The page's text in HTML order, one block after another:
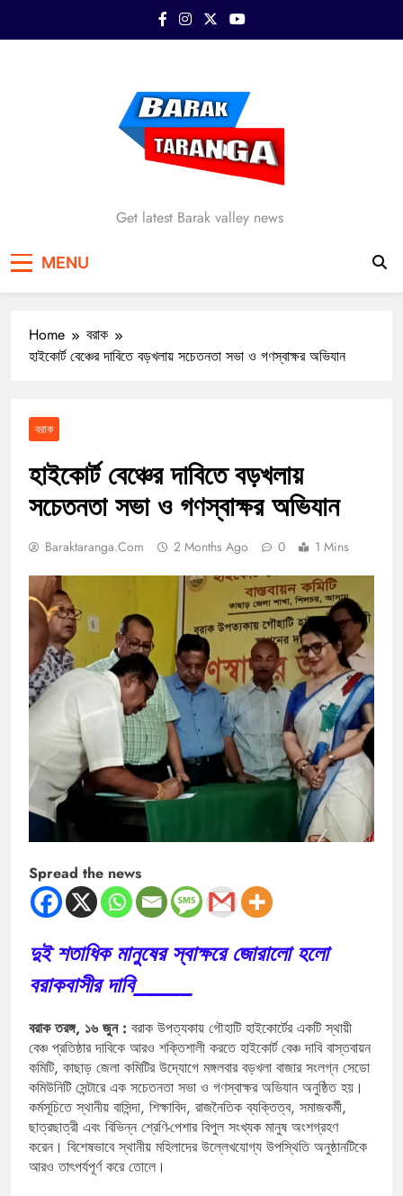
Barak Taranga
Get latest Barak valley news
MENU
Home
বরাক
হাইকোর্ট বেঞ্চের দাবিতে বড়খলায় সচেতনতা সভা ও গণস্বাক্ষর অভিযান
বরাক
হাইকোর্ট বেঞ্চের দাবিতে বড়খলায়
সচেতনতা সভা ও গণস্বাক্ষর অভিযান
Baraktaranga.com 2 Months Ago 0 1 Mins
Spread the news
দুই শতাধিক মানুষের স্বাক্ষরে জোরালো হলো
বরাকবাসীর দাবি_____
বরাক তরঙ্গ, ১৬ জুন : বরাক উপত্যকায় গৌহাটি হাইকোর্টের একটি স্থায়ী
বেঞ্চ প্রতিষ্ঠার দাবিকে আরও শক্তিশালী করতে হাইকোর্ট বেঞ্চ দাবি বাস্তবায়ন
কমিটি, কাছাড় জেলা কমিটির উদ্যোগে মঙ্গলবার বড়খলা বাজার সংলগ্ন সেডো
কমিউনিটি সেন্টারে এক সচেতনতা সভা ও গণস্বাক্ষর অভিযান অনুষ্ঠিত হয়।
কর্মসূচিতে স্থানীয় বাসিন্দা, শিক্ষাবিদ, রাজনৈতিক ব্যক্তিত্ব, সমাজকর্মী,
ছাত্রছাত্রী এবং বিভিন্ন শ্রেণি-পেশার বিপুল সংখ্যক মানুষ অংশগ্রহণ
করেন। বিশেষভাবে স্থানীয় মহিলাদের উল্লেখযোগ্য উপস্থিতি অনুষ্ঠানটিকে
আরও তাৎপর্যপূর্ণ করে তোলে।